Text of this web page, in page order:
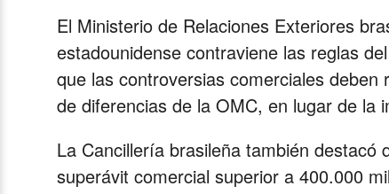
El Ministerio de Relaciones Exteriores
estadounidense contraviene las reglas
que las controversias comerciales
de diferencias de la OMC, en lugar de la
La Cancillería brasileña también
superávit comercial superior a 400.000